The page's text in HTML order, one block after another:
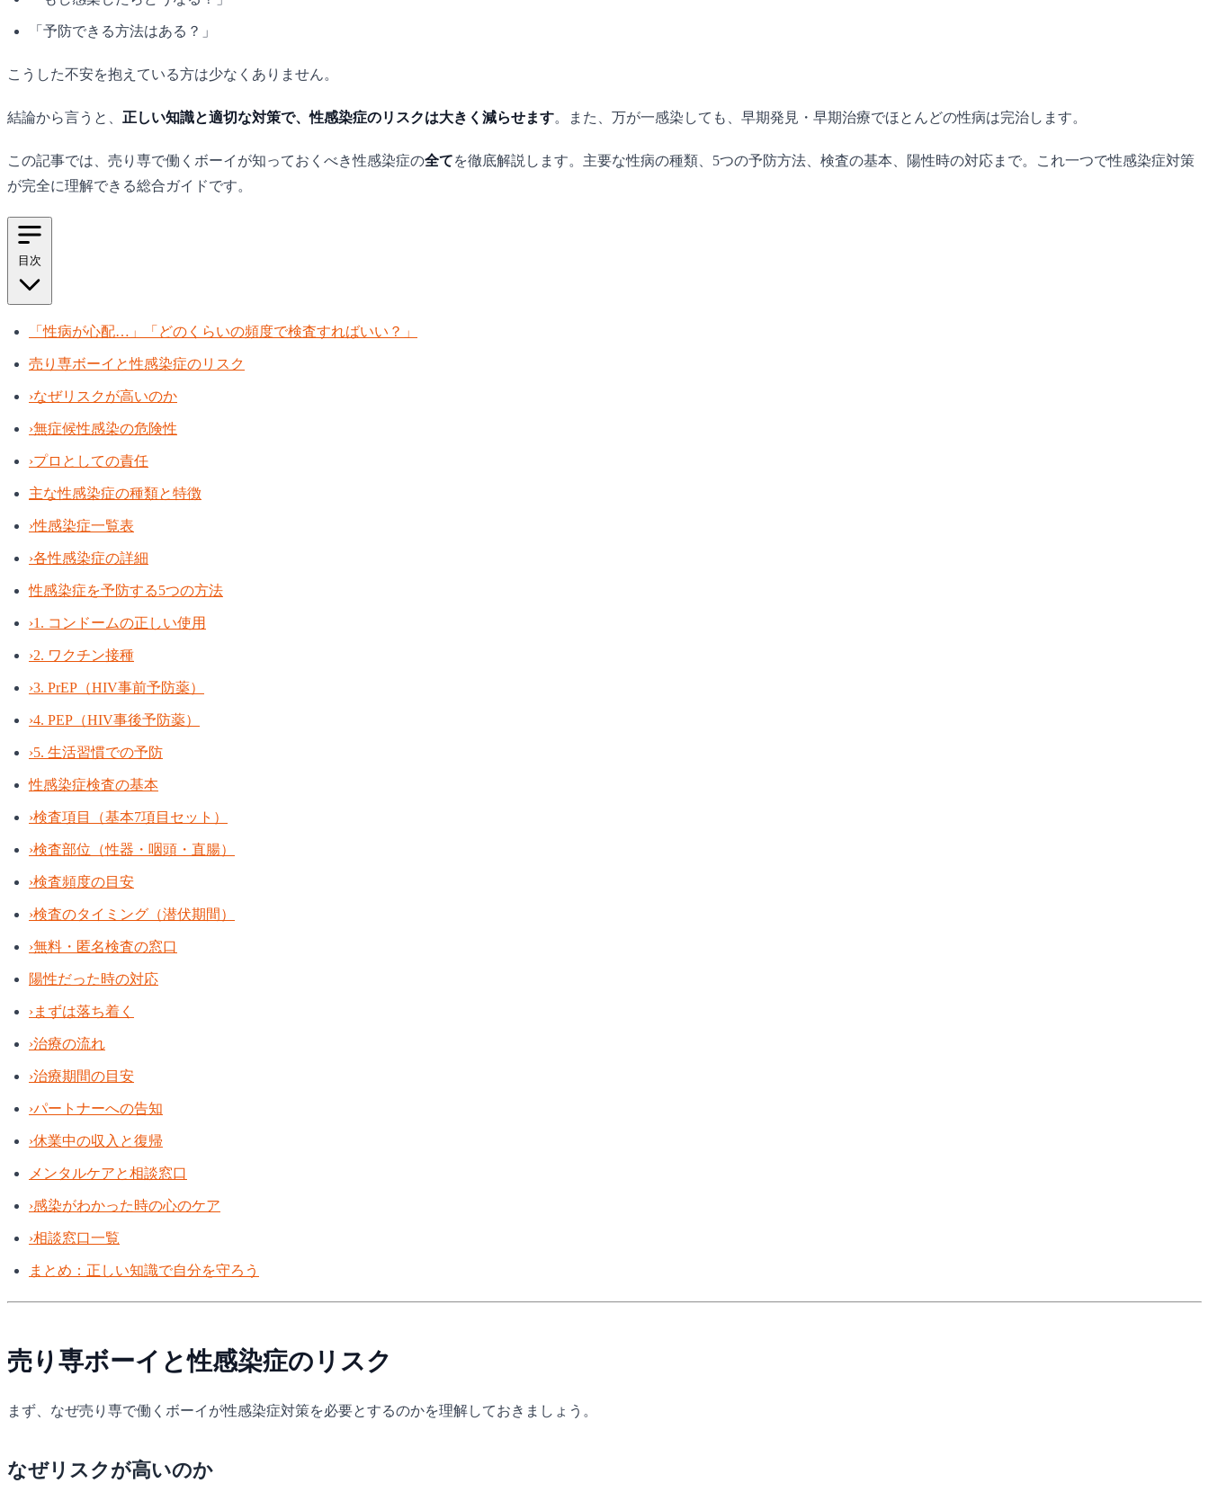
「予防できる方法はある？」
こうした不安を抱えている方は少なくありません。
結論から言うと、 正しい知識と適切な対策で、性感染症のリスクは大きく減らせます。また、万が一感染しても、早期発見・早期治療でほとんどの性病は完治します。
この記事では、売り専で働くボーイが知っておくべき性感染症の全てを徹底解説します。主要な性病の種類、5つの予防方法、検査の基本、陽性時の対応まで。これ一つで性感染症対策
が完全に理解できる総合ガイドです。
目次
「性病が心配…」「どのくらいの頻度で検査すればいい？」
売り専ボーイと性感染症のリスク
›なぜリスクが高いのか
›無症候性感染の危険性
›プロとしての責任
主な性感染症の種類と特徴
›性感染症一覧表
›各性感染症の詳細
性感染症を予防する5つの方法
›1. コンドームの正しい使用
›2. ワクチン接種
›3. PrEP（HIV事前予防薬）
›4. PEP（HIV事後予防薬）
›5. 生活習慣での予防
性感染症検査の基本
›検査項目（基本7項目セット）
›検査部位（性器・咽頭・直腸）
›検査頻度の目安
›検査のタイミング（潜伏期間）
›無料・匿名検査の窓口
陽性だった時の対応
›まずは落ち着く
›治療の流れ
›治療期間の目安
›パートナーへの告知
›休業中の収入と復帰
メンタルケアと相談窓口
›感染がわかった時の心のケア
›相談窓口一覧
まとめ：正しい知識で自分を守ろう
売り専ボーイと性感染症のリスク
まず、なぜ売り専で働くボーイが性感染症対策を必要とするのかを理解しておきましょう。
なぜリスクが高いのか